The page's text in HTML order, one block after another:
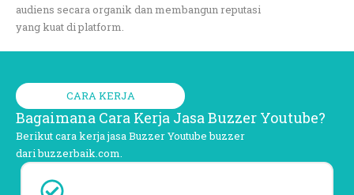
audiens secara organik dan membangun reputasi
yang kuat di platform.
CARA KERJA
Bagaimana Cara Kerja Jasa Buzzer Youtube?
Berikut cara kerja jasa Buzzer Youtube buzzer
dari buzzerbaik.com.